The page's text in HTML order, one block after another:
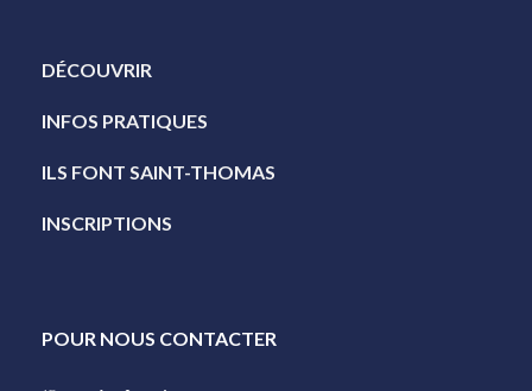
DÉCOUVRIR
INFOS PRATIQUES
ILS FONT SAINT-THOMAS
INSCRIPTIONS
POUR NOUS CONTACTER